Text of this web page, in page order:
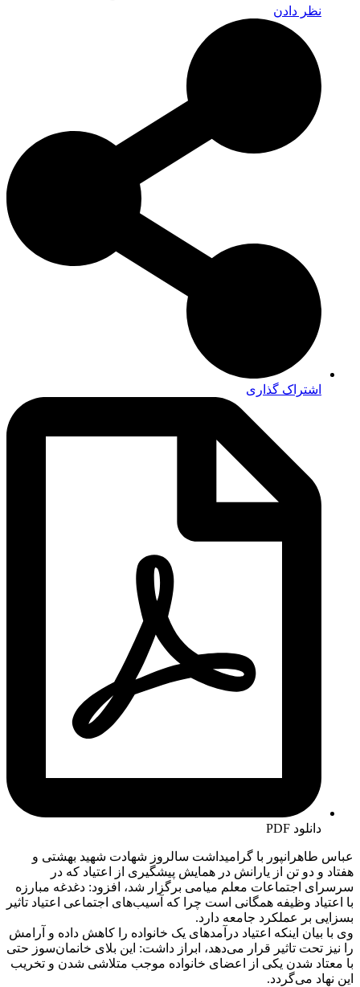
نظر دادن
اشتراک گذاری
دانلود PDF
عباس طاهرانپور با گرامیداشت سالروز شهادت شهید بهشتی و
هفتاد و دو تن از یارانش در همایش پیشگیری از اعتیاد که در
سرسرای اجتماعات معلم میامی برگزار شد، افزود: دغدغه مبارزه
با اعتیاد وظیفه همگانی است چرا که آسیب‌های اجتماعی اعتیاد تاثیر
بسزایی بر عملکرد جامعه دارد.
وی با بیان اینکه اعتیاد درآمدهای یک خانواده را کاهش داده و آرامش
را نیز تحت تاثیر قرار می‌دهد، ابراز داشت: این بلای خانمان‌سوز حتی
با معتاد شدن یکی از اعضای خانواده موجب متلاشی شدن و تخریب
این نهاد می‌گردد.